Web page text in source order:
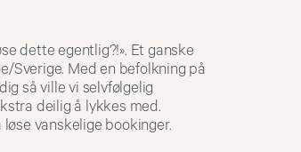
dette egentlig?!». Et ganske
Sverige. Med en befolkning på
så ville vi selvfølgelig
deilig å lykkes med.
vanskelige bookinger.